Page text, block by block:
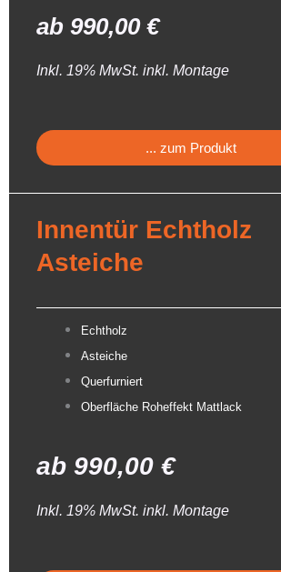
ab 990,00 €
Inkl. 19% MwSt. inkl. Montage
... zum Produkt
Innentür Echtholz
Asteiche
Echtholz
Asteiche
Querfurniert
Oberfläche Roheffekt Mattlack
ab 990,00 €
Inkl. 19% MwSt. inkl. Montage